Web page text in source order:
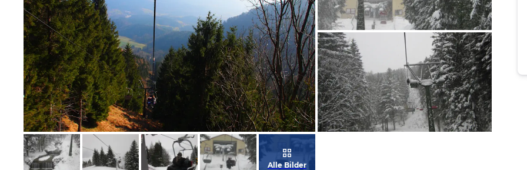
Bild melden
von Sabine
Bild melden
von Jens & Mandy
Alle Bilder